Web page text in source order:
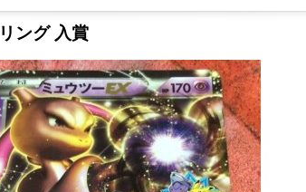
ング 入賞